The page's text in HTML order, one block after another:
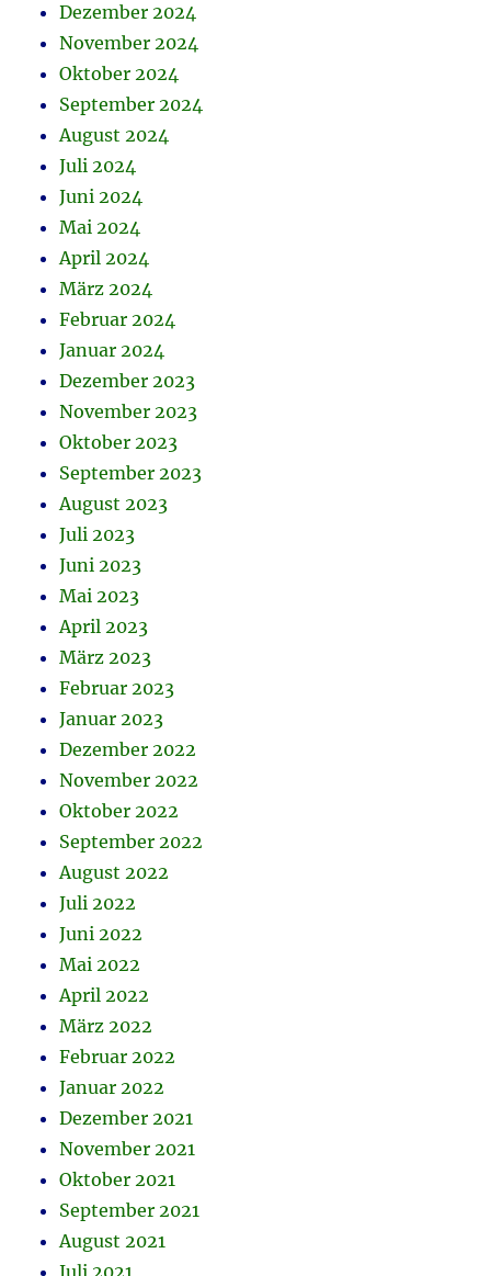
Dezember 2024
November 2024
Oktober 2024
September 2024
August 2024
Juli 2024
Juni 2024
Mai 2024
April 2024
März 2024
Februar 2024
Januar 2024
Dezember 2023
November 2023
Oktober 2023
September 2023
August 2023
Juli 2023
Juni 2023
Mai 2023
April 2023
März 2023
Februar 2023
Januar 2023
Dezember 2022
November 2022
Oktober 2022
September 2022
August 2022
Juli 2022
Juni 2022
Mai 2022
April 2022
März 2022
Februar 2022
Januar 2022
Dezember 2021
November 2021
Oktober 2021
September 2021
August 2021